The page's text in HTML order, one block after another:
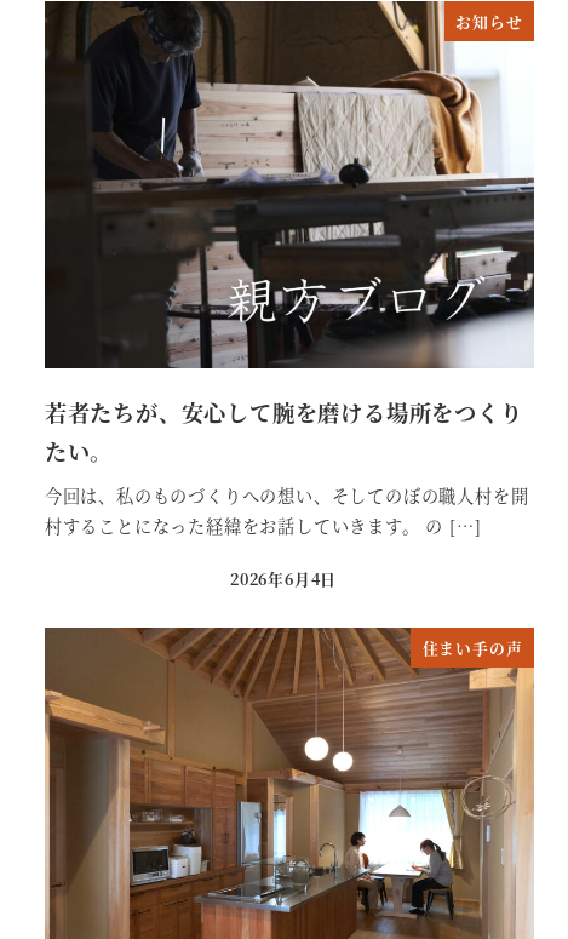
お知らせ
若者たちが、安心して腕を磨ける場所をつくり
たい。
今回は、私のものづくりへの想い、そしてのぼの職人村を開
村することになった経緯をお話していきます。 の […]
投稿日
2026年6月4日
住まい手の声